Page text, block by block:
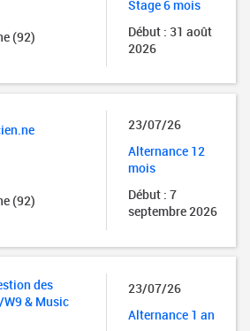
(92)
Stage 6 mois
Début : 31 août
2026
(92)
23/07/26
Alternance 12
mois
Début : 7
septembre 2026
des
& Music
23/07/26
Alternance 1 an